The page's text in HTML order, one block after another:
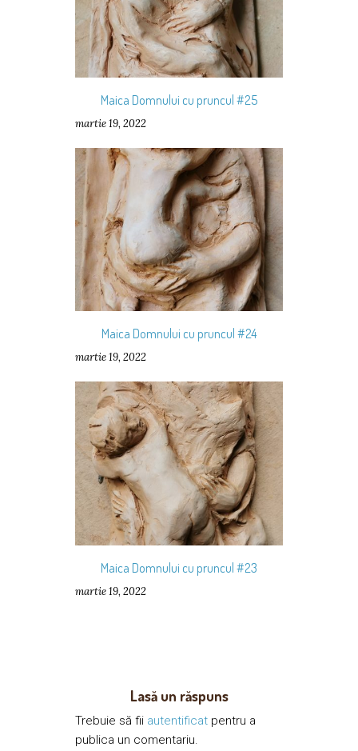
Maica Domnului cu pruncul #25
martie 19, 2022
Maica Domnului cu pruncul #24
martie 19, 2022
Maica Domnului cu pruncul #23
martie 19, 2022
Lasă un răspuns
Trebuie să fii autentificat pentru a
publica un comentariu.